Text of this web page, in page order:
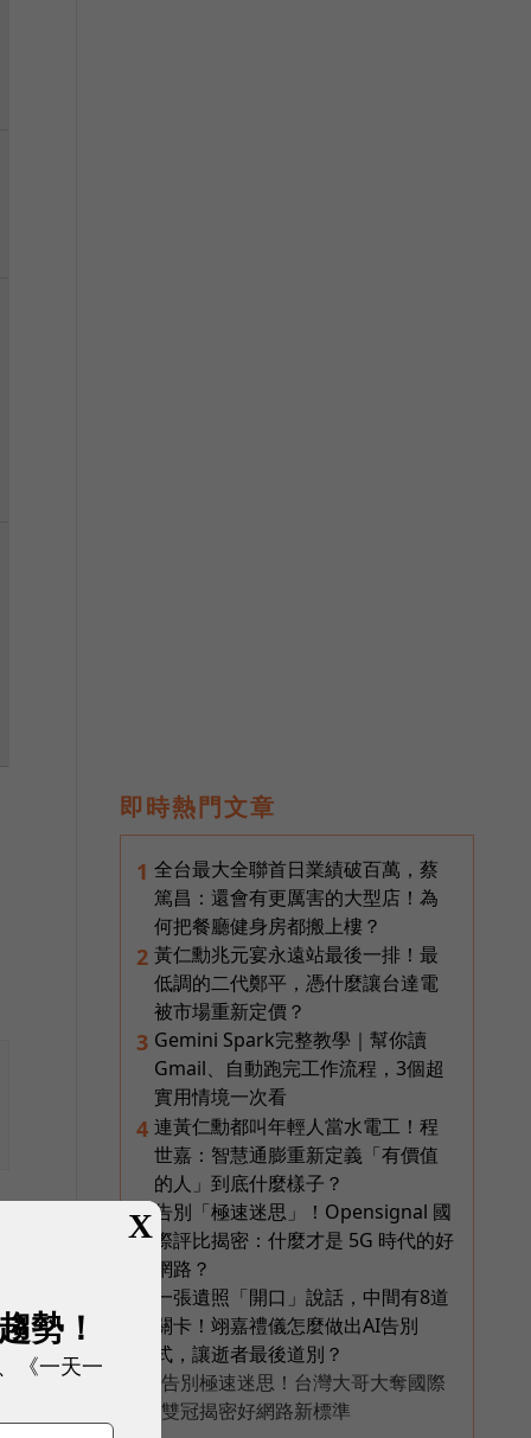
即時熱門文章
1 全台最大全聯首日業績破百萬，蔡
篤昌：還會有更厲害的大型店！為
何把餐廳健身房都搬上樓？
2 黃仁勳兆元宴永遠站最後一排！最
低調的二代鄭平，憑什麼讓台達電
被市場重新定價？
3 Gemini Spark完整教學｜幫你讀
Gmail、自動跑完工作流程，3個超
實用情境一次看
4 連黃仁勳都叫年輕人當水電工！程
世嘉：智慧通膨重新定義「有價值
的人」到底什麼樣子？
5 告別「極速迷思」！Opensignal 國
際評比揭密：什麼才是 5G 時代的好
網路？
一張遺照「開口」說話，中間有8道
關卡！翊嘉禮儀怎麼做出AI告別
式，讓逝者最後道別？
告別極速迷思！台灣大哥大奪國際
雙冠揭密好網路新標準
X
勢！
《一天一